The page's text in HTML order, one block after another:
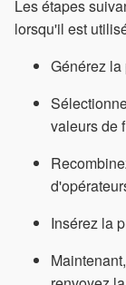
Les étapes
lorsqu'il est
Générez
valeurs de
Insérez la